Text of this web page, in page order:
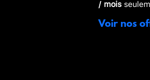
/ mois
Voir nos